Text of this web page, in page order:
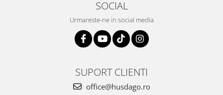
Combinezoane de lucru
Jachete / Bluze salopeta
Pantaloni impermeabili
SOCIAL
Urmareste-ne in social media
SUPORT CLIENTI
office@husdago.ro